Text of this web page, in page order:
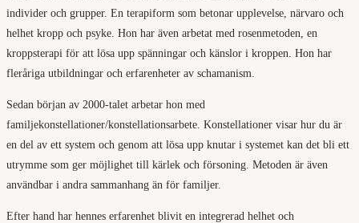
individer och grupper. En terapiform som betonar upplevelse, närvaro och
helhet kropp och psyke. Hon har även arbetat med rosenmetoden, en
kroppsterapi för att lösa upp spänningar och känslor i kroppen. Hon har
fleråriga utbildningar och erfarenheter av schamanism.
Sedan början av 2000-talet arbetar hon med
familjekonstellationer/konstellationsarbete. Konstellationer visar hur du är
en del av ett system och genom att lösa upp knutar i systemet kan det bli ett
utrymme som ger möjlighet till kärlek och försoning. Metoden är även
användbar i andra sammanhang än för familjer.
Efter hand har hennes erfarenhet blivit en integrerad helhet och